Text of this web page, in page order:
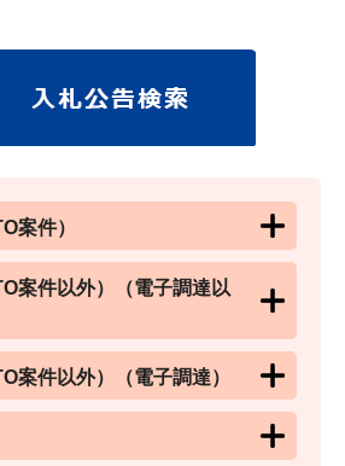
案件）
案件以外）（電子調達以
案件以外）（電子調達）